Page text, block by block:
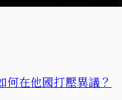
何在他國打壓異議？